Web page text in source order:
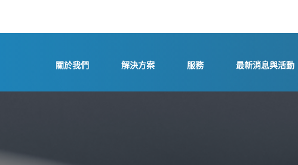
關於我們 解決方案 服務 最新消息與活動